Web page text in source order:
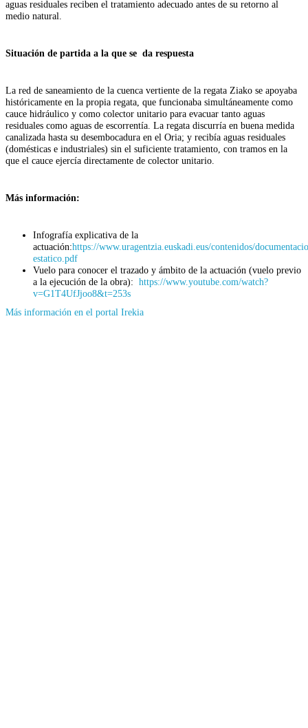
aguas residuales reciben el tratamiento adecuado antes de su retorno al
medio natural.
Situación de partida a la que se da respuesta
La red de saneamiento de la cuenca vertiente de la regata Ziako se apoyaba
históricamente en la propia regata, que funcionaba simultáneamente como
cauce hidráulico y como colector unitario para evacuar tanto aguas
residuales como aguas de escorrentía. La regata discurría en buena medida
canalizada hasta su desembocadura en el Oria; y recibía aguas residuales
(domésticas e industriales) sin el suficiente tratamiento, con tramos en la
que el cauce ejercía directamente de colector unitario.
Más información:
Infografía explicativa de la
actuación:https://www.uragentzia.euskadi.eus/contenidos/
estatico.pdf
Vuelo para conocer el trazado y ámbito de la actuación (vuelo previo
a la ejecución de la obra): https://www.youtube.com/watch?
v=G1T4UfJjoo8&t=253s
Más información en el portal Irekia(Se